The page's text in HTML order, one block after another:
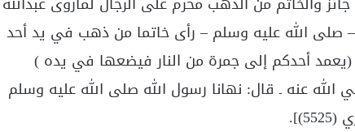
– صلى الله عليه وسلم – رأى خاتما من ذهب في يد أحد
أحدكم إلى جمرة من النار فيضعها في يده )
ـ رضي الله عنه ـ قال: نهانا رسول الله صلى الله عليه وسلم